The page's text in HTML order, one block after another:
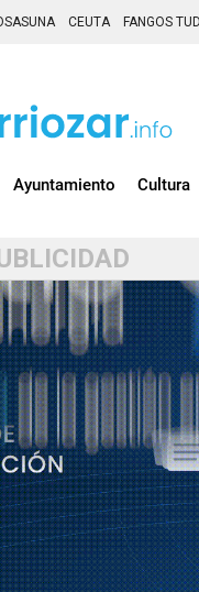
CEUTA FANGOS
Ayuntamiento Cultura